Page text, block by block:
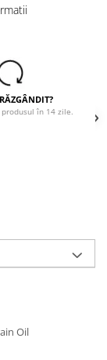
în 14 zile.
Oil